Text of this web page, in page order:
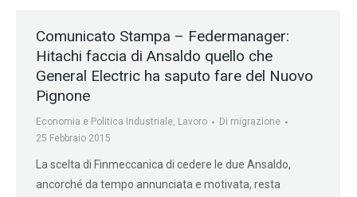
Comunicato Stampa – Federmanager:
Hitachi faccia di Ansaldo quello che
General Electric ha saputo fare del Nuovo
Pignone
Economia e Politica Industriale, Lavoro Di migrazione
25 Febbraio 2015
La scelta di Finmeccanica di cedere le due Ansaldo,
ancorché da tempo annunciata e motivata, resta